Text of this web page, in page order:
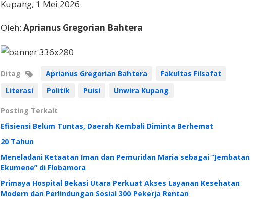
Kupang, 1 Mei 2026
Oleh: Aprianus Gregorian Bahtera
Ditag Aprianus Gregorian Bahtera
Fakultas Filsafat
Literasi
Politik Puisi Unwira Kupang
Posting Terkait
Efisiensi Belum Tuntas, Daerah Kembali Diminta Berhemat
20 Tahun
Meneladani Ketaatan Iman dan Pemuridan Maria sebagai “Jembatan
Ekumene” di Flobamora
Primaya Hospital Bekasi Utara Perkuat Akses Layanan Kesehatan
Modern dan Perlindungan Sosial 300 Pekerja Rentan